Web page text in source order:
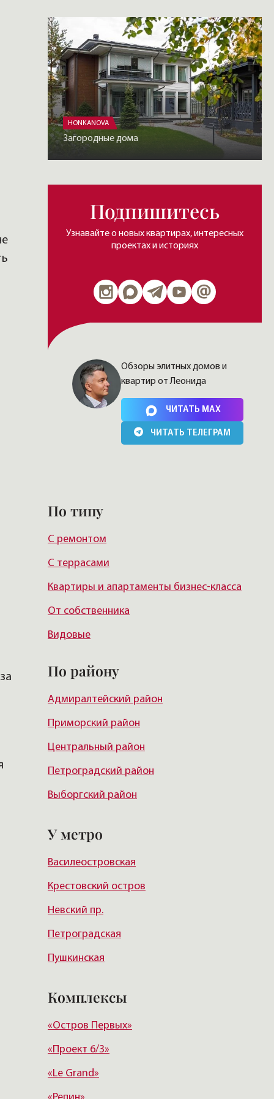
HONKANOVA
Загородные дома
Подпишитесь
Узнавайте о новых квартирах, интересных
проектах и историях
Нажимая на кнопку, Вы соглашаетесь cполитикой
Обзоры элитных домов и
квартир от Леонида
ЧИТАТЬ MAX
ЧИТАТЬ ТЕЛЕГРАМ
По типу
С ремонтом
С террасами
Квартиры и апартаменты бизнес-класса
От собственника
Видовые
По району
Адмиралтейский район
Приморский район
Центральный район
Петроградский район
Выборгский район
Василеостровский район
Московский район
Курортный район
У метро
Василеостровская
Крестовский остров
Невский пр.
Петроградская
Пушкинская
Чкаловская
Балтийская
Старая деревня
Удельная
Комплексы
«Остров Первых»
«Проект 6/3»
«Le Grand»